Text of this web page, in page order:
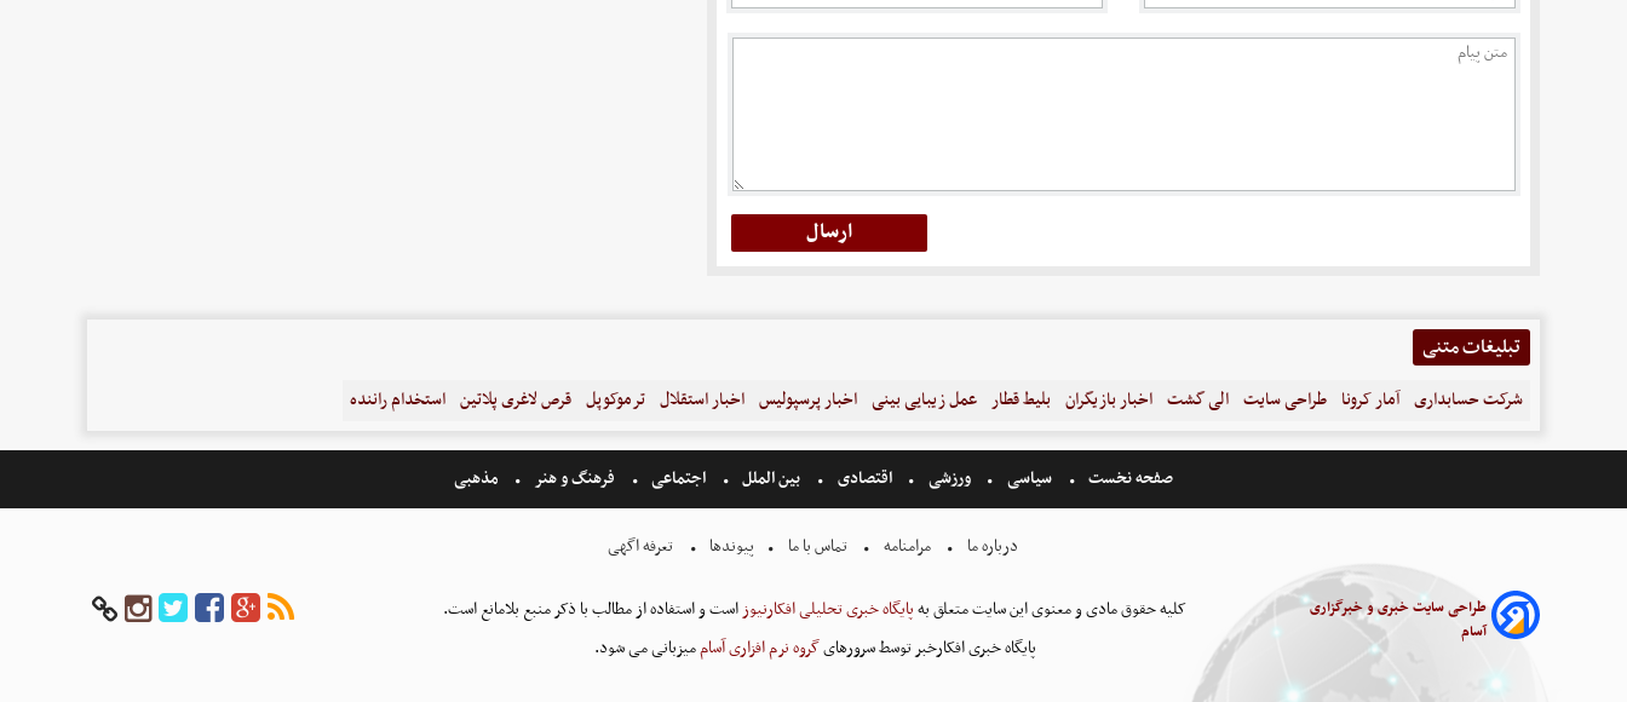
تبلیغات متنی
شرکت حسابداری آمار کرونا طراحی سایت الی گشت اخبار بازیگران بلیط قطار عمل زیبایی بینی اخبار پرسپولیس اخبار استقلال ترموکوپل قرص لاغری پلاتین استخدام راننده
صفحه نخست سیاسی ورزشی اقتصادی بین الملل اجتماعی فرهنگ و هنر مذهبی
درباره ما مرامنامه تماس با ما پیوندها تعرفه اگهی
طراحی سایت خبری و خبرگزاری
آسام
کلیه حقوق مادی و معنوی این سایت متعلق بهپایگاه خبری تحلیلی افکارنیوزاست و استفاده از مطالب با ذکر منبع بلامانع است.
پایگاه خبری افکارخبر توسط سرورهایگروه نرم افزاری آساممیزبانی می شود.